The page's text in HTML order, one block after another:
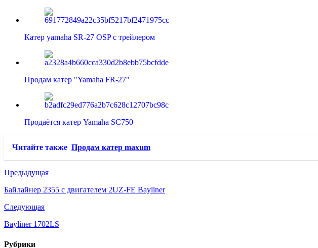
Катер yamaha SR-27 OSP с трейлером
Продам катер "Yamaha FR-27"
Продаётся катер Yamaha SC750
Читайте также Продам катер maxum
Предыдущая
Байлайнер 2355 с двигателем 2UZ-FE Bayliner
Следующая
Bayliner 1702LS
Рубрики